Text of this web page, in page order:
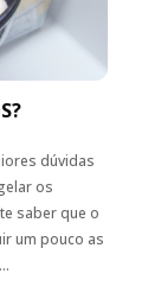
dúvidas
os
saber que o
um pouco as